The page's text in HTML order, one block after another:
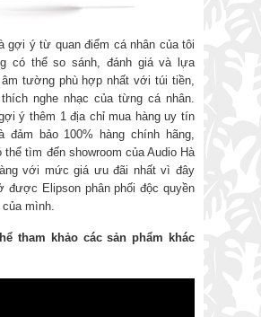
gợi ý từ quan điểm cá nhân của tôi
có thể so sánh, đánh giá và lựa
tường phù hợp nhất với túi tiền,
nghe nhạc của từng cá nhân.
ý thêm 1 địa chỉ mua hàng uy tín
đảm bảo 100% hàng chính hãng,
thể tìm đến showroom của Audio Hà
với mức giá ưu đãi nhất vì đây
được Elipson phân phối độc quyền
mình.
tham khảo các sản phẩm khác